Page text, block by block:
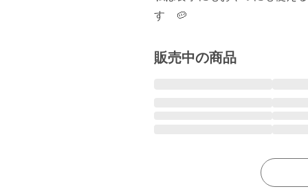
す　🥔
販売中の商品